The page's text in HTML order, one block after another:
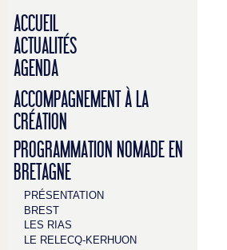
ACCUEIL
ACTUALITÉS
AGENDA
ACCOMPAGNEMENT À LA
CRÉATION
PROGRAMMATION NOMADE EN
BRETAGNE
PRÉSENTATION
BREST
LES RIAS
LE RELECQ-KERHUON